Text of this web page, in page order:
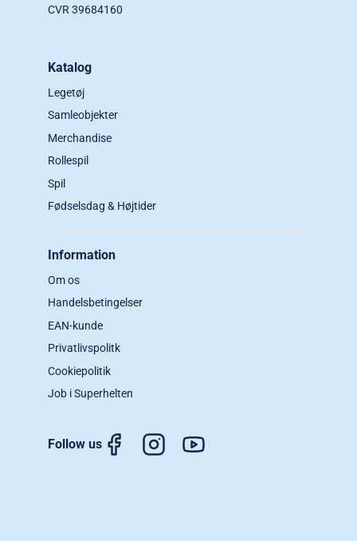
CVR 39684160
Katalog
Legetøj
Samleobjekter
Merchandise
Rollespil
Spil
Fødselsdag & Højtider
Information
Om os
Handelsbetingelser
EAN-kunde
Privatlivspolitk
Cookiepolitik
Job i Superhelten
Follow us